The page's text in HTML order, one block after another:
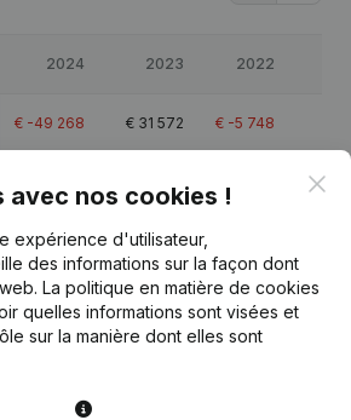
2024 2023 2022
€ -49 268 € 31 572 € -5 748
€226
€-8 305 €33 011
avec nos cookies !
expérience d'utilisateur,
des informations sur la façon dont
La politique en matière de cookies
quelles informations sont visées et
sur la manière dont elles sont